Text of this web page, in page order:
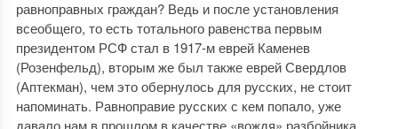
равноправных граждан? Ведь и после установления
всеобщего, то есть тотального равенства первым
президентом РСФ стал в 1917-м еврей Каменев
(Розенфельд), вторым же был также еврей Свердлов
(Аптекман), чем это обернулось для русских, не стоит
напоминать. Равноправие русских с кем попало, уже
давало нам в прошлом в качестве «вождя» разбойника